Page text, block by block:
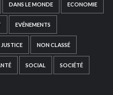
DANS LE MONDE ECONOMIE
EVÉNEMENTS
JUSTICE NON CLASSÉ
SOCIAL SOCIÉTÉ